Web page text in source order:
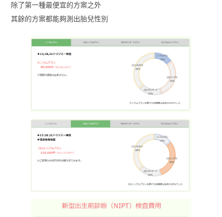
除了第一種最便宜的方案之外
其餘的方案都能夠測出胎兒性別